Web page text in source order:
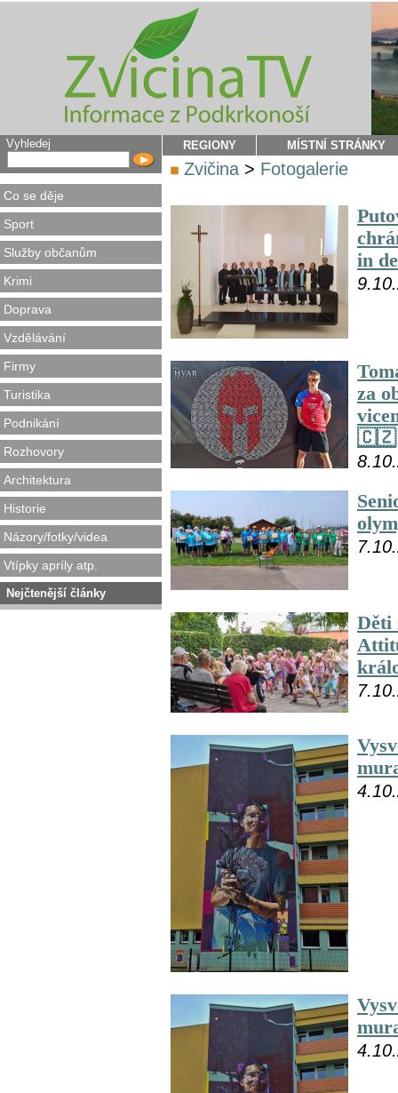
Vyhledej
Co se děje
Sport
Služby občanům
Krimi
Doprava
Vzdělávání
Firmy
Turistika
Podnikání
Rozhovory
Architektura
Historie
Názory/fotky/videa
Vtípky apríly atp.
Nejčtenější články
REGIONY MÍSTNÍ STRÁNKY
Zvičina > Fotogalerie
in
za
🇨🇿
Děti